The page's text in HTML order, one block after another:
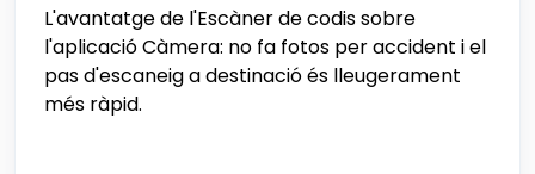
L'avantatge de l'Escàner de codis sobre
l'aplicació Càmera: no fa fotos per accident i el
pas d'escaneig a destinació és lleugerament
més ràpid.